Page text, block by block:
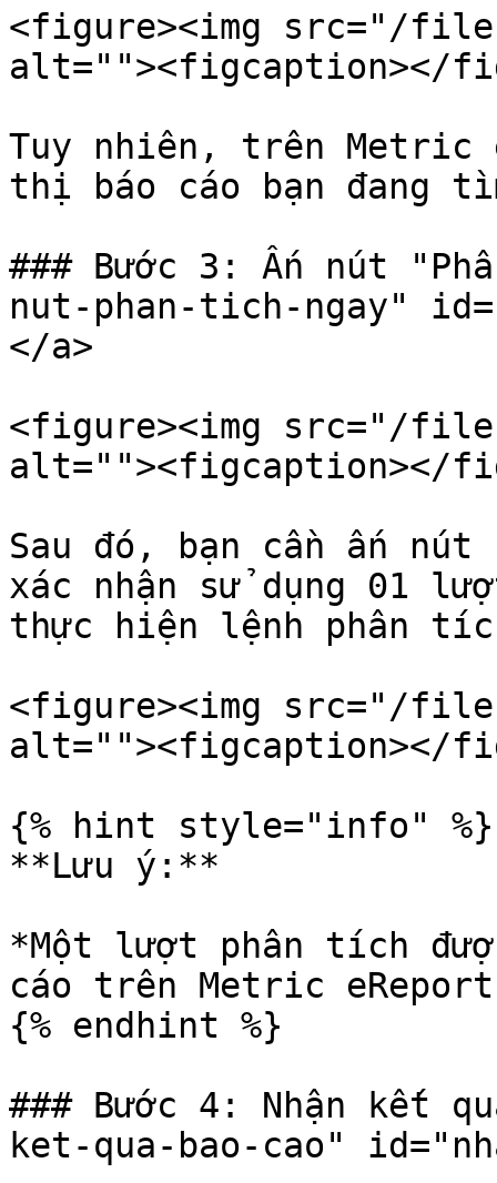
<figure><img src="/files/
alt=""><figcaption></
Tuy nhiên, trên Metric
thị báo cáo bạn đang
### Bước 3: Ấn nút
nut-phan-tich-ngay"
</a>
<figure><img src="/
alt=""><figcaption></
Sau đó, bạn cần ấn
xác nhận sử dụng 01
thực hiện lệnh phân
<figure><img src="/files/
alt=""><figcaption></
{% hint style="info" %}
**Lưu ý:**
*Một lượt phân tích
cáo trên Metric
{% endhint %}
### Bước 4: Nhận kết
ket-qua-bao-cao"